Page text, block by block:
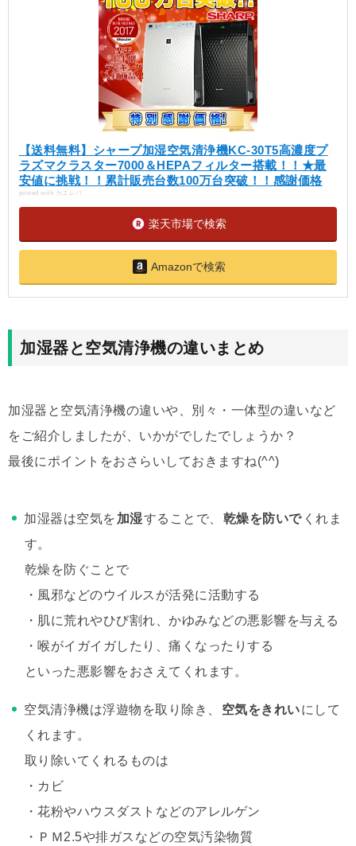
【送料無料】シャープ加湿空気清浄機KC-30T5高濃度プ
ラズマクラスター7000＆HEPAフィルター搭載！！★最
安値に挑戦！！累計販売台数100万台突破！！感謝価格
posted with カエレバ
楽天市場で検索
Amazonで検索
加湿器と空気清浄機の違いまとめ
加湿器と空気清浄機の違いや、別々・一体型の違いなど
をご紹介しましたが、いかがでしたでしょうか？
最後にポイントをおさらいしておきますね(^^)
加湿器は空気を 加湿することで、 乾燥を防いで くれま
す。
乾燥を防ぐことで
・風邪などのウイルスが活発に活動する
・肌に荒れやひび割れ、かゆみなどの悪影響を与える
・喉がイガイガしたり、痛くなったりする
といった悪影響をおさえてくれます。
空気清浄機は浮遊物を取り除き、 空気をきれいにして
くれます。
取り除いてくれるものは
・カビ
・花粉やハウスダストなどのアレルゲン
・ＰＭ2.5や排ガスなどの空気汚染物質